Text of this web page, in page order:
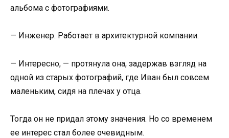
альбома с фотографиями.
— Инженер. Работает в архитектурной компании.
— Интересно, — протянула она, задержав взгляд на
одной из старых фотографий, где Иван был совсем
маленьким, сидя на плечах у отца.
Тогда он не придал этому значения. Но со временем
ее интерес стал более очевидным.